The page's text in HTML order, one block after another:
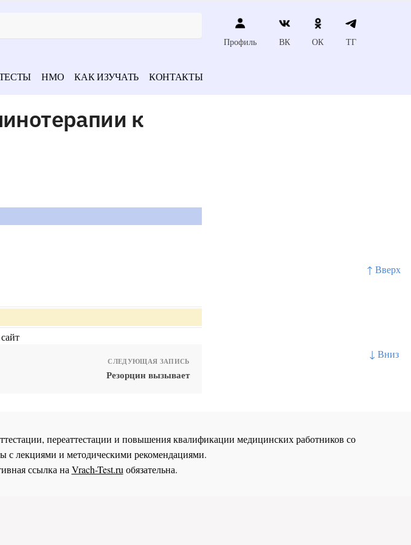
↑ Вверх
↓ Вниз
Профиль ВК ОК ТГ
НМО КАК ИЗУЧАТЬ КОНТАКТЫ
к
СЛЕДУЮЩАЯ ЗАПИСЬ
Резорцин вызывает
переаттестации и повышения квалификации медицинских работников со
с лекциями и методическими рекомендациями.
ссылка наVrach-Test.ruобязательна.